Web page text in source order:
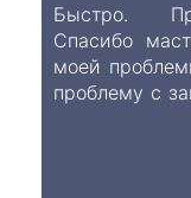
Быстро.
Спасибо
моей
проблему с